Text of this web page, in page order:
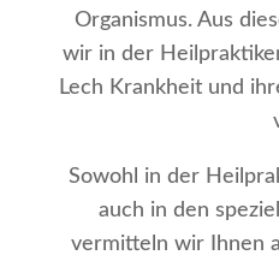
Organismus. Aus
wir in der
Lech Krankheit und
Sowohl in der
auch in den
vermitteln wir Ihnen